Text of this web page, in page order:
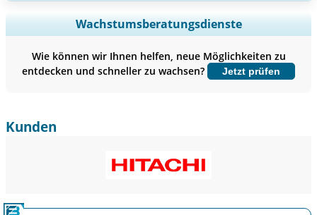
Regionale und länderspezifische Abdeckung erweitern,
Segmentanalyse, Unternehmensprofile, Wettbewerbs-
Jetzt anpassen
Wachstumsberatungsdienste
Wie können wir Ihnen helfen, neue Möglichkeiten zu
entdecken und schneller zu wachsen?
Jetzt prüfen
Kunden